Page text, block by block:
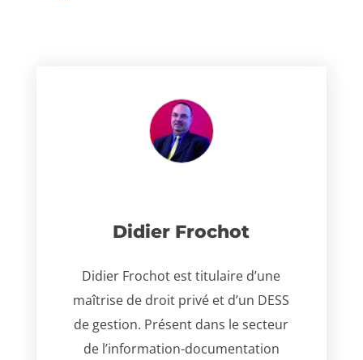
Didier Frochot
Didier Frochot est titulaire d’une
maîtrise de droit privé et d’un DESS
de gestion. Présent dans le secteur
de l’information-documentation